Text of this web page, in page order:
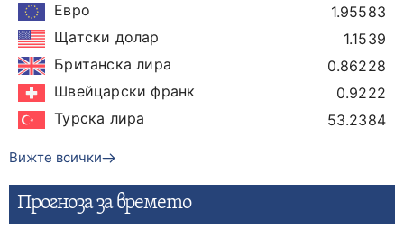
Евро
1.95583
Щатски долар
1.1539
Британска лира
0.86228
Швейцарски франк
0.9222
Турска лира
53.2384
Вижте всички
Прогнозa за времето